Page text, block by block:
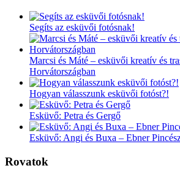
Segíts az esküvői fotósnak!
Marcsi és Máté – esküvői kreatív és
Horvátországban
Hogyan válasszunk esküvői fotóst?!
Esküvő: Petra és Gergő
Esküvő: Angi és Buxa – Ebner
Rovatok